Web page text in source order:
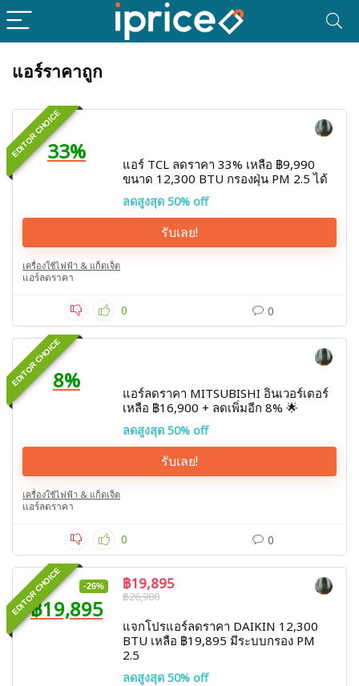
แอร์ราคาถูก
EDITOR CHOICE33%
แอร์ TCL ลดราคา 33% เหลือ ฿9,990
ขนาด 12,300 BTU กรองฝุ่น PM 2.5 ได้
ลดสูงสุด 50% off
รับเลย!
เครื่องใช้ไฟฟ้า & แก็ดเจ็ต
แอร์ลดราคา
0 0
EDITOR CHOICE8%
แอร์ลดราคา MITSUBISHI อินเวอร์เตอร์
เหลือ ฿16,900 + ลดเพิ่มอีก 8% 🌟
ลดสูงสุด 50% off
รับเลย!
เครื่องใช้ไฟฟ้า & แก็ดเจ็ต
แอร์ลดราคา
0 0
EDITOR CHOICE -26%
฿19,895
฿19,895
฿26,900
แจกโปรแอร์ลดราคา DAIKIN 12,300
BTU เหลือ ฿19,895 มีระบบกรอง PM
2.5
ลดสูงสุด 50% off